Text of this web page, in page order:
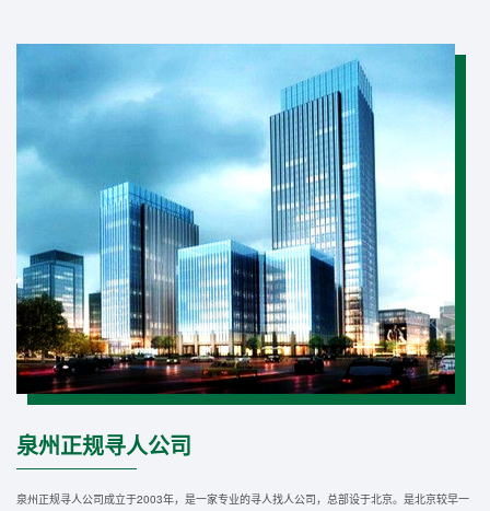
泉州正规寻人公司
泉州正规寻人公司成立于2003年，是一家专业的寻人找人公司，总部设于北京。是北京较早一